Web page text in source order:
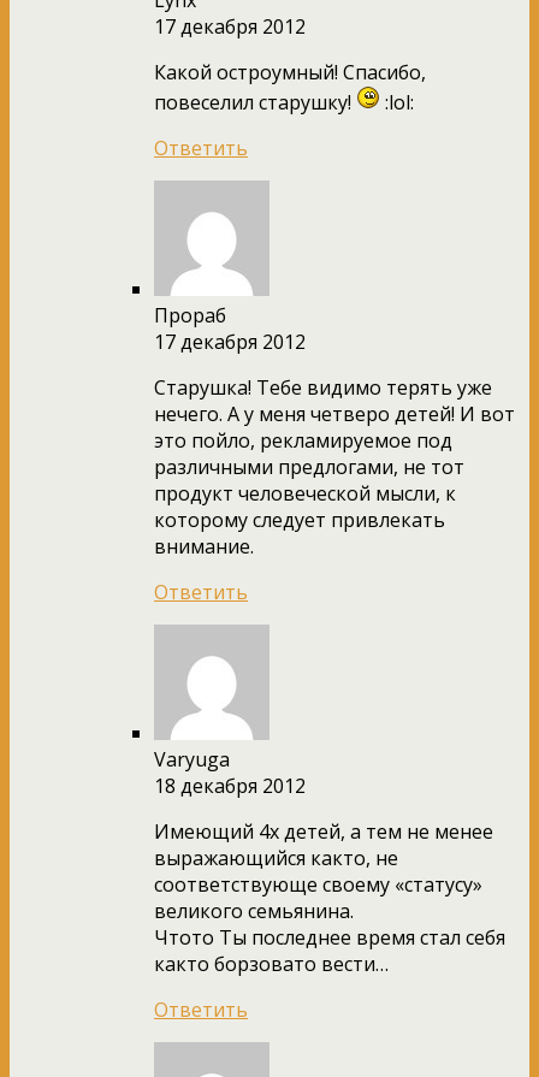
17 декабря 2012
Какой остроумный! Спасибо,
повеселил старушку!
:lol:
Ответить
Прораб
17 декабря 2012
Старушка! Тебе видимо терять уже
нечего. А у меня четверо детей! И вот
это пойло, рекламируемое под
различными предлогами, не тот
продукт человеческой мысли, к
которому следует привлекать
внимание.
Ответить
Varyuga
18 декабря 2012
Имеющий 4х детей, а тем не менее
выражающийся както, не
соответствующе своему «статусу»
великого семьянина.
Чтото Ты последнее время стал себя
както борзовато вести…
Ответить